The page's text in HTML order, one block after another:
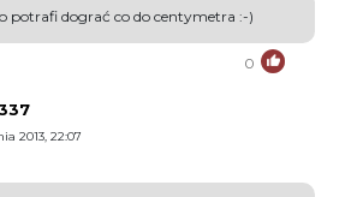
potrafi dograć co do centymetra :-)
0
2013, 22:07